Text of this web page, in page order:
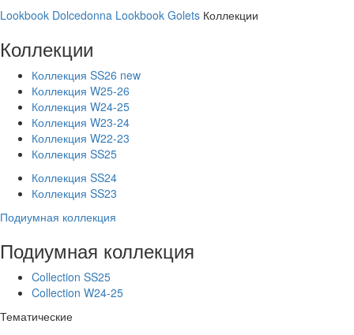
Lookbook Dolcedonna Lookbook Golets Коллекции
Коллекции
Коллекция SS26 new
Коллекция W25-26
Коллекция W24-25
Коллекция W23-24
Коллекция W22-23
Коллекция SS25
Коллекция SS24
Коллекция SS23
Подиумная коллекция
Подиумная коллекция
Collection SS25
Collection W24-25
Тематические